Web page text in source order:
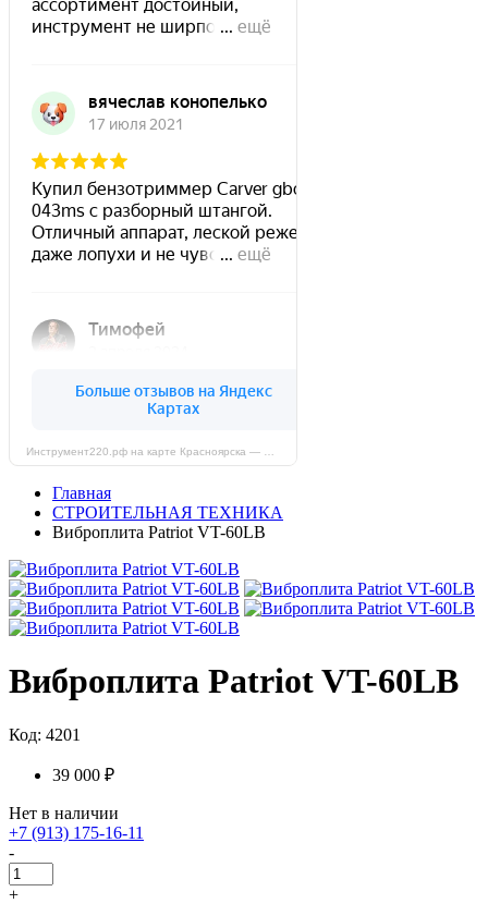
Главная
СТРОИТЕЛЬНАЯ ТЕХНИКА
Виброплита Patriot VT-60LB
Виброплита Patriot VT-60LB
Код: 4201
39 000 ₽
Нет в наличии
+7 (913) 175-16-11
-
+